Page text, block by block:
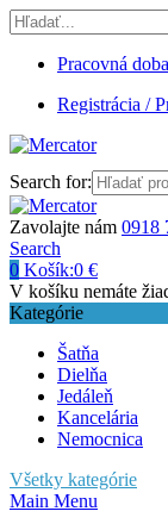
Pracovná
Registrácia /
Search for:
Zavolajte nám 0918
Search
0 Košík:0 €
V košíku nemáte
Kategórie
Šatňa
Dielňa
Jedáleň
Kancelária
Nemocnica
Všetky kategórie
Main Menu